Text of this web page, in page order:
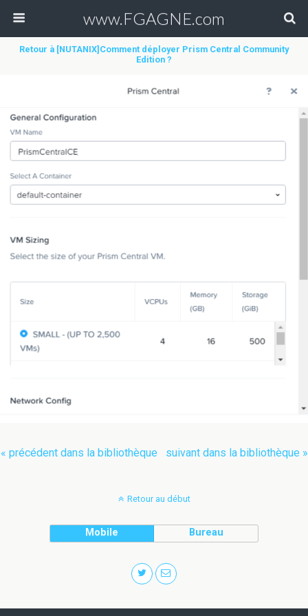
www.FGAGNE.com
Retour à [NUTANIX]Comment déployer Prism Central Community
Edition ?
« précédent dans la bibliothèque suivant dans la bibliothèque »
Retour au début
Mobile Bureau